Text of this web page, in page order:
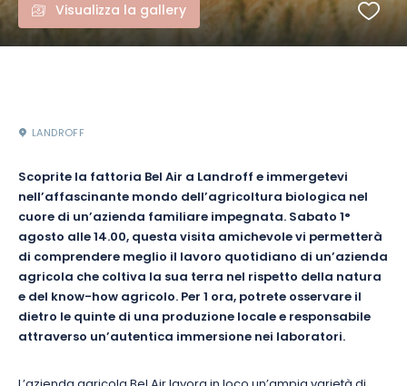
Visualizza la gallery
LANDROFF
Scoprite la fattoria Bel Air a Landroff e immergetevi
nell’affascinante mondo dell’agricoltura biologica nel
cuore di un’azienda familiare impegnata. Sabato 1°
agosto alle 14.00, questa visita amichevole vi permetterà
di comprendere meglio il lavoro quotidiano di un’azienda
agricola che coltiva la sua terra nel rispetto della natura
e del know-how agricolo. Per 1 ora, potrete osservare il
dietro le quinte di una produzione locale e responsabile
attraverso un’autentica immersione nei laboratori.